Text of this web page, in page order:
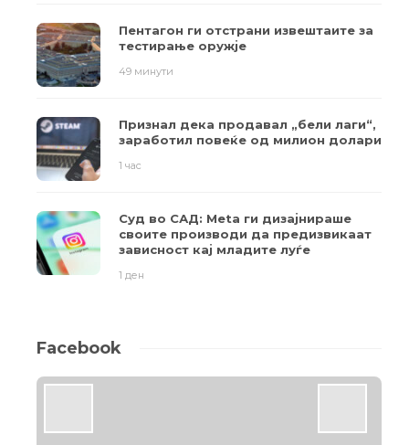
Пентагон ги отстрани извештаите за
тестирање оружје
49 минути
Признал дека продавал „бели лаги“,
заработил повеќе од милион долари
1 час
Суд во САД: Meta ги дизајнираше
своите производи да предизвикаат
зависност кај младите луѓе
1 ден
Facebook